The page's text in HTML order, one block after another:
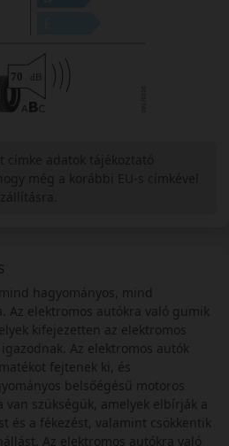
hagyományos, mind
Az elektromos autókra való gumik
kifejezetten az elektromos
Az elektromos autók
fejtenek ki, és
belsőégésű motoros
szükségük, amelyek elbírják a
és a fékezést, valamint csökkentik
Az elektromos autókra való